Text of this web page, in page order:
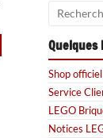
Quelques
Shop
Service
LEGO
Notices